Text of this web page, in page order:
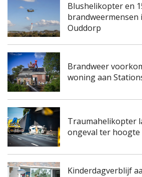
Blushelikopter en
brandweermensen
Ouddorp
Brandweer
woning aan
Traumahelikopter
ongeval ter
Kinderdagverblijf